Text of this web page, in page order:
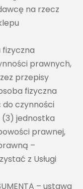
na rzecz
fizyczna
prawnych,
przepisy
fizyczna
czynności
jednostka
prawnej,
–
z Usługi
– ustawa